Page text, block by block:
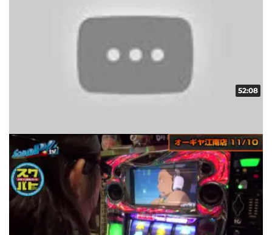
52:08